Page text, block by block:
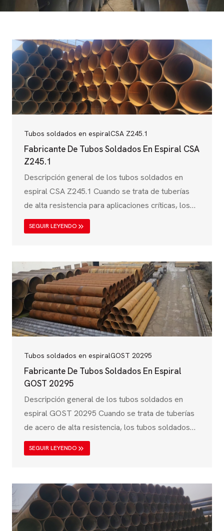
Tubos soldados en espiralCSA Z245.1
Fabricante De Tubos Soldados En Espiral CSA
Z245.1
Descripción general de los tubos soldados en
espiral CSA Z245.1 Cuando se trata de tuberías
de alta resistencia para aplicaciones críticas, los
tubos soldados en espiral CSA Z245.1 son la
mejor opción. Esta norma de tuberías, establecida
(CSA), garantiza que las tuberías de acero
soldadas en espiral cumplen estrictos requisitos
mecánicos, químicos y de rendimiento para el
transporte de petróleo, gas, agua y…
SEGUIR LEYENDO
Tubos soldados en espiralGOST 20295
Fabricante De Tubos Soldados En Espiral
GOST 20295
Descripción general de los tubos soldados en
espiral GOST 20295 Cuando se trata de tuberías
de acero de alta resistencia, los tubos soldados
en espiral GOST 20295 desempeñan un papel
vital en industrias como la del petróleo y el gas, la
desarrollo de infraestructuras. Esta norma,
establecida por el sistema GOST (normas
estatales) de Rusia, garantiza que los tubos de
acero soldados en espiral cumplen estrictos
SEGUIR LEYENDO